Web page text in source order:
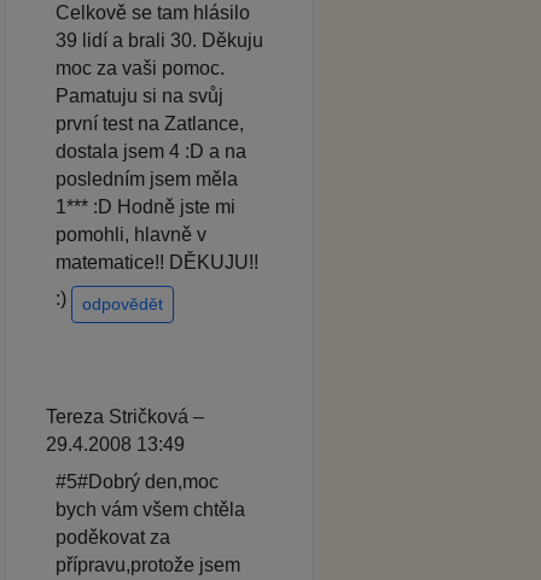
Celkově se tam hlásilo
39 lidí a brali 30. Děkuju
moc za vaši pomoc.
Pamatuju si na svůj
první test na Zatlance,
dostala jsem 4 :D a na
posledním jsem měla
1*** :D Hodně jste mi
pomohli, hlavně v
matematice!! DĚKUJU!!
:)
odpovědět
Tereza Stričková –
29.4.2008 13:49
#5#Dobrý den,moc
bych vám všem chtěla
poděkovat za
přípravu,protože jsem